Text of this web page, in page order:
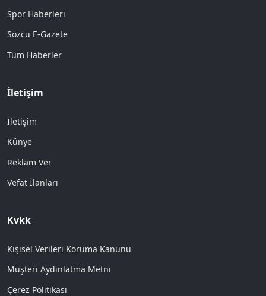
Spor Haberleri
Sözcü E-Gazete
Tüm Haberler
İletişim
İletişim
Künye
Reklam Ver
Vefat İlanları
Kvkk
Kişisel Verileri Koruma Kanunu
Müşteri Aydınlatma Metni
Çerez Politikası